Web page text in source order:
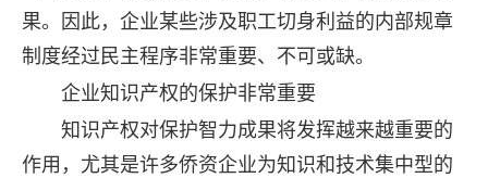
果。因此，企业某些涉及职工切身利益的内部规章
制度经过民主程序非常重要、不可或缺。
企业知识产权的保护非常重要
知识产权对保护智力成果将发挥越来越重要的
作用，尤其是许多侨资企业为知识和技术集中型的